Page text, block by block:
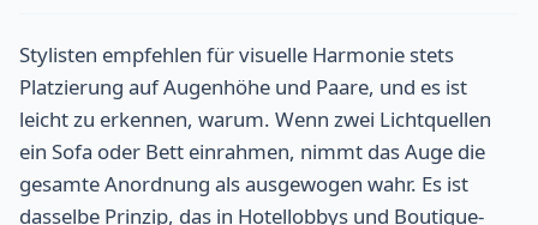
Stylisten empfehlen für visuelle Harmonie stets
Platzierung auf Augenhöhe und Paare, und es ist
leicht zu erkennen, warum. Wenn zwei Lichtquellen
ein Sofa oder Bett einrahmen, nimmt das Auge die
gesamte Anordnung als ausgewogen wahr. Es ist
dasselbe Prinzip, das in Hotellobbys und Boutique-